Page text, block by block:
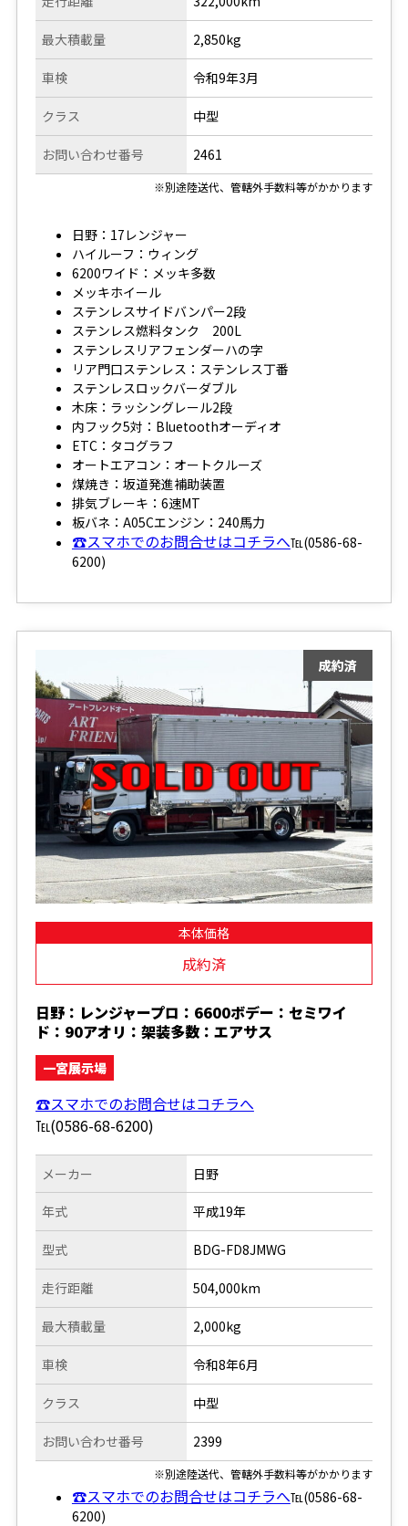
最大積載量
車検
クラス
お問い合わせ番号
2,850kg
令和9年3月
中型
2461
※別途陸送代、管轄外手数料等がかかります
日野：17レンジャー
ハイルーフ：ウィング
6200ワイド：メッキ多数
メッキホイール
ステンレスサイドバンパー2段
ステンレス燃料タンク 200L
ステンレスリアフェンダーハの字
リア門口ステンレス：ステンレス丁番
ステンレスロックバーダブル
木床：ラッシングレール2段
内フック5対：Bluetoothオーディオ
ETC：タコグラフ
オートエアコン：オートクルーズ
煤焼き：坂道発進補助装置
排気ブレーキ：6速MT
板バネ：A05Cエンジン：240馬力
☎スマホでのお問合せはコチラへ℡(0586-68-
6200)
本体価格
成約済
日野：レンジャープロ：6600ボデー：セミワイ
ド：90アオリ：架装多数：エアサス
一宮展示場
☎スマホでのお問合せはコチラへ
℡(0586-68-6200)
メーカー
年式
型式
走行距離
日野
平成19年
BDG-FD8JMWG
504,000km
最大積載量
車検
クラス
お問い合わせ番号
2,000kg
令和8年6月
中型
2399
※別途陸送代、管轄外手数料等がかかります
☎スマホでのお問合せはコチラへ℡(0586-68-
6200)